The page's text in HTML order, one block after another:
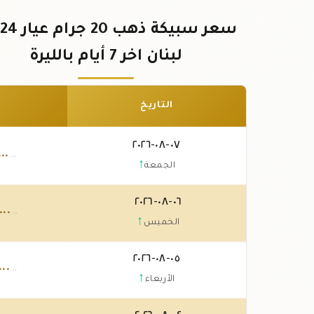
لبنان اخر 7 أيام بالليرة
التاريخ
٠٧-٠٨-٢٠٢٦
الجمعة↑
.٠٠
٠٦-٠٨-٢٠٢٦
الخميس ↑
.٠٠
٠٥-٠٨-٢٠٢٦
الأربعاء ↑
.٠٠